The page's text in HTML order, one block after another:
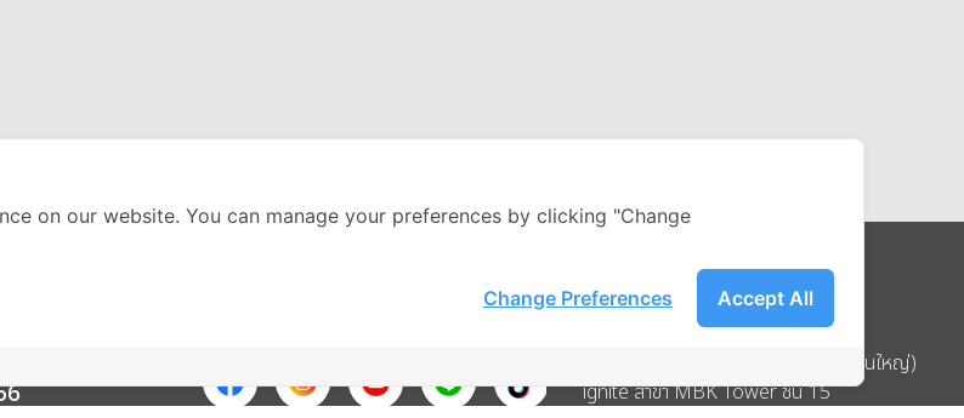
Address
บริษัท อิกไนท์ เอ สตาร์ จำกัด (สำนักงานใหญ่)
ignite สาขา MBK Tower ชั้น 15
on our website. You can manage your preferences by clicking "Change
Accept All
Change Preferences